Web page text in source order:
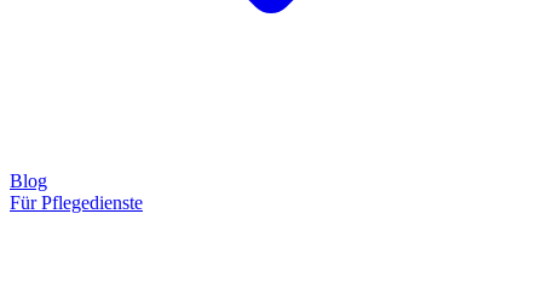
Blog
Für Pflegedienste